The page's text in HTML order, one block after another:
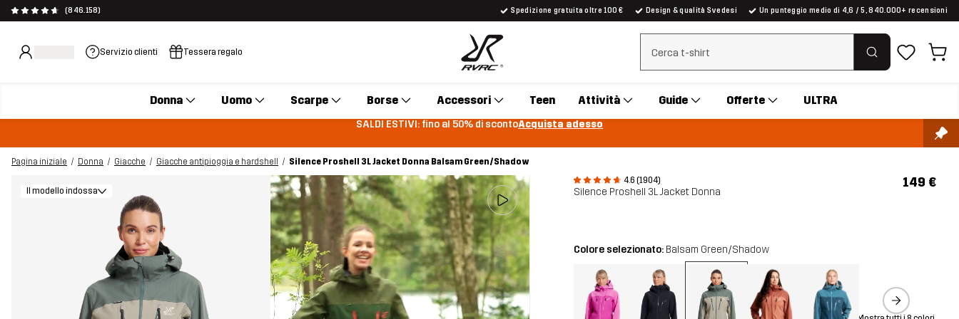
(846.158) Spedizione gratuita oltre 100 € Design & qualità Svedesi Un punteggio medio di 4,6 / 5, 840.000+ recensioni
Servizio clienti Tessera regalo Cancella ricerca
Donna Uomo Scarpe Borse Accessori Teen Attività Guide Offerte ULTRA
SALDI ESTIVI: fino al 50% di scontoAcquista adesso
Pagina iniziale Donna Giacche Giacche antipioggia e hardshell
Silence Proshell 3L Jacket Donna Balsam Green/Shadow
4.6 (1904)
Silence Proshell 3L Jacket Donna
149 €
Il modello indossa
Colore selezionato: Balsam Green/Shadow